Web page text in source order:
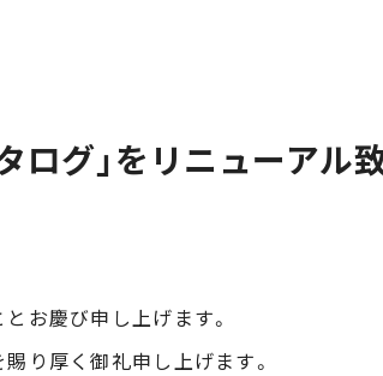
ログ」をリニューアル
お慶び申し上げます。
り厚く御礼申し上げます。